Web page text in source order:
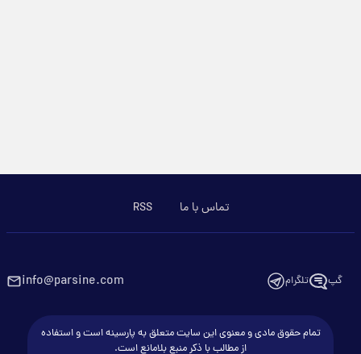
تماس با ما RSS
گپ تلگرام info@parsine.com
تمام حقوق مادی و معنوی این سایت متعلق به پارسینه است و استفاده
از مطالب با ذکر منبع بلامانع است.